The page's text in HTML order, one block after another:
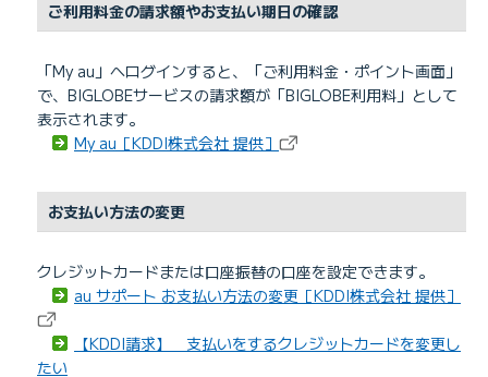
ご利用料金の請求額やお支払い期日の確認
「My au」へログインすると、「ご利用料金・ポイント画面」
で、BIGLOBEサービスの請求額が「BIGLOBE利用料」として
表示されます。
My au［KDDI株式会社 提供］
お支払い方法の変更
クレジットカードまたは口座振替の口座を設定できます。
au サポート お支払い方法の変更［KDDI株式会社 提供］
【KDDI請求】 支払いをするクレジットカードを変更し
たい